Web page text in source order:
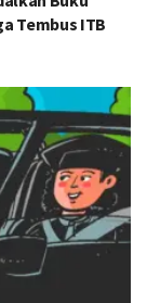
Tembus ITB